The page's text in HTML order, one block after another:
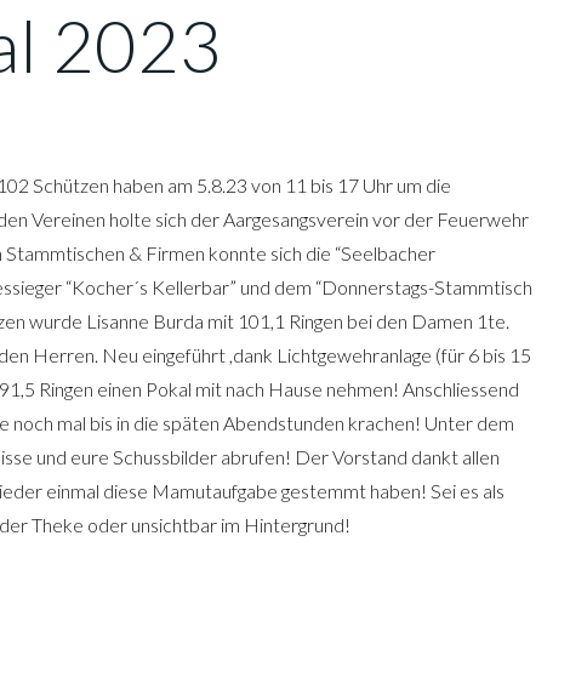
2023
Schützen haben am 5.8.23 von 11 bis 17 Uhr um die
Vereinen holte sich der Aargesangsverein vor der Feuerwehr
& Firmen konnte sich die “Seelbacher
“Kocher´s Kellerbar” und dem “Donnerstags-Stammtisch
wurde Lisanne Burda mit 101,1 Ringen bei den Damen 1te.
Herren. Neu eingeführt ,dank Lichtgewehranlage (für 6 bis 15
Ringen einen Pokal mit nach Hause nehmen! Anschliessend
noch mal bis in die späten Abendstunden krachen! Unter dem
und eure Schussbilder abrufen! Der Vorstand dankt allen
einmal diese Mamutaufgabe gestemmt haben! Sei es als
Theke oder unsichtbar im Hintergrund!